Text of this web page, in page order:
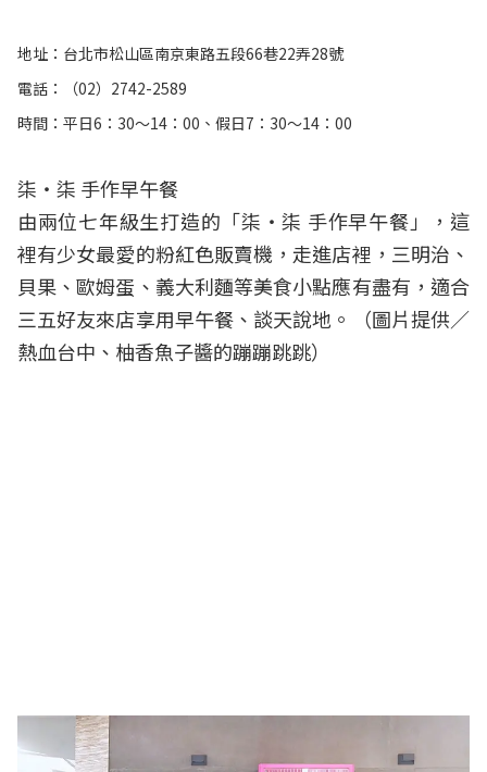
地址：台北市松山區南京東路五段66巷22弄28號
電話：（02）2742-2589
時間：平日6：30～14：00、假日7：30～14：00
柒‧柒 手作早午餐
由兩位七年級生打造的「柒‧柒 手作早午餐」，這
裡有少女最愛的粉紅色販賣機，走進店裡，三明治、
貝果、歐姆蛋、義大利麵等美食小點應有盡有，適合
三五好友來店享用早午餐、談天說地。（圖片提供／
熱血台中、柚香魚子醬的蹦蹦跳跳）